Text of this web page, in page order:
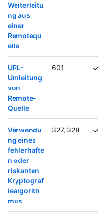
Weiterleitu
ng aus
einer
Remotequ
elle
URL-
Umleitung
von
Remote-
Quelle
601
Verwendu
ng eines
fehlerhafte
n oder
riskanten
Kryptograf
iealgorith
mus
327, 328